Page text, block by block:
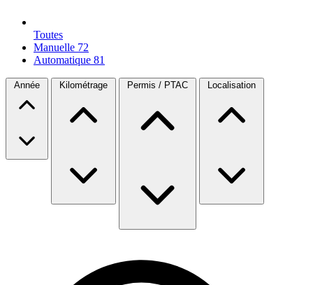
Toutes
Manuelle 72
Automatique 81
Année Kilométrage Permis / PTAC Localisation